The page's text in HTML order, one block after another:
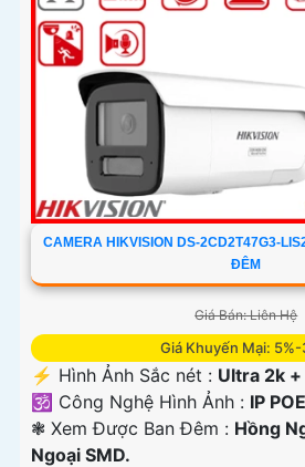
CAMERA HIKVISION DS-2CD2T47G3-
ĐÊM
Giá Bán: Liên Hệ
Giá Khuyến Mại: 5%-
️⚡ Hình Ảnh Sắc nét : Ultra 2k +
🕉️ Công Nghệ Hình Ảnh : IP
❃ Xem Được Ban Đêm : Hồng
Ngoại SMD.